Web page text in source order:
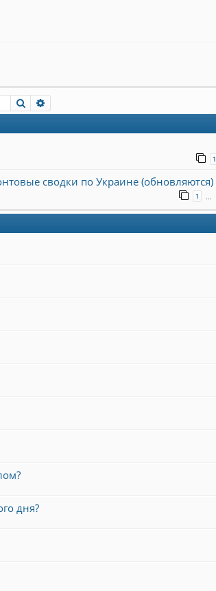
Пошук
1
сводки по Украине (обновляются)
1 …
дня?